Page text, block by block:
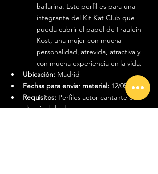
bailarina. Este perfil es para una
integrante del Kit Kat Club que
pueda cubrir el papel de Fraulein
Kost, una mujer con mucha
personalidad, atrevida, atractiva y
con mucha experiencia en la vida.
Ubicación: Madrid
Fechas para enviar material: 12/05/2025.
Requisitos: Perfiles actor-cantante con
alto nivel de danza.